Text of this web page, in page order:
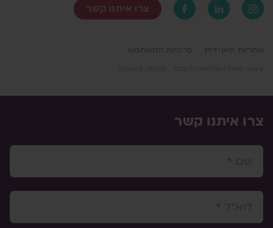
צרו איתנו קשר
תאגידית פרטיות המשתמש
איתנו קשר
שם *
דוא"ל *